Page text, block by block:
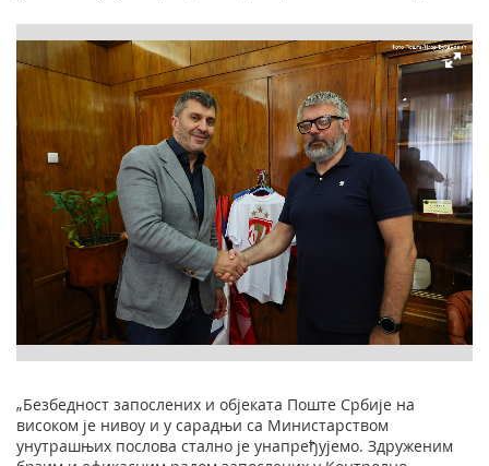
„Безбедност запослених и објеката Поште Србије на
високом је нивоу и у сарадњи са Министарством
унутрашњих послова стално је унапређујемо. Здруженим